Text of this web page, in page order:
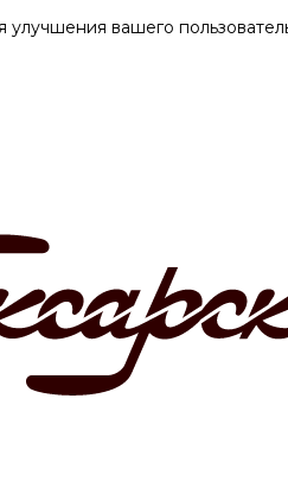
улучшения вашего